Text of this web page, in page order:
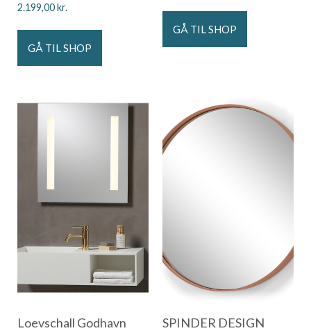
2.199,00kr.
GÅ TIL SHOP
GÅ TIL SHOP
Loevschall Godhavn
SPINDER DESIGN